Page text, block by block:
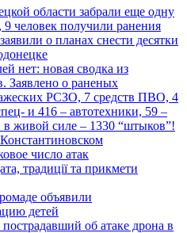
области забрали еще одну
человек получили ранения
о планах снести десятки
нет: новая сводка из
Заявлено о раненых
РСЗО, 7 средств ПВО, 4
и 416 – автотехники, 59 –
живой силе – 1330 “штыков”!
число атак
традиції та прикмети
объявили
детей
об атаке дрона в